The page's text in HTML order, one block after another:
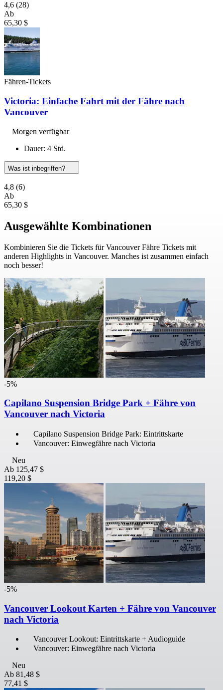
4,6 (28)
Ab
65,30 $
Fähren-Tickets
Victoria: Einfache Fahrt mit der Fähre nach
Vancouver
Morgen verfügbar
Dauer: 4 Std.
Was ist inbegriffen?
4,8 (6)
Ab
65,30 $
Ausgewählte Kombinationen
Kombinieren Sie die Tickets für Vancouver Fähre Tickets mit
anderen Highlights in Vancouver. Manches ist zusammen einfach
noch besser!
-5%
Capilano Suspension Bridge Park + Fähre von
Vancouver nach Victoria
Capilano Suspension Bridge Park: Eintrittskarte
Vancouver: Einwegfähre nach Victoria
Neu
Ab 125,47 $
119,20 $
-5%
Vancouver Lookout Karten + Fähre von Vancouver
nach Victoria
Vancouver Lookout: Eintrittskarte + Audioguide
Vancouver: Einwegfähre nach Victoria
Neu
Ab 81,48 $
77,41 $